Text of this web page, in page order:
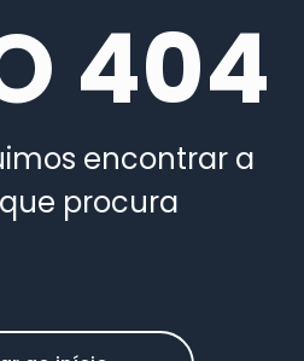
404
encontrar a
procura